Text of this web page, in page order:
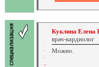
Куклина Елена
врач-кардиолог
Можно.